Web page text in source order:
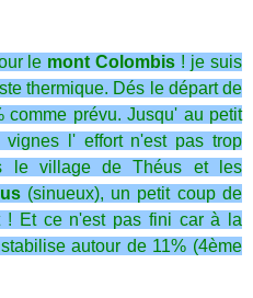
le mont Colombis ! je suis
thermique. Dés le départ de
comme prévu. Jusqu' au petit
l' effort n'est pas trop
le village de Théus et les
(sinueux), un petit coup de
! Et ce n'est pas fini car à la
autour de 11% (4ème